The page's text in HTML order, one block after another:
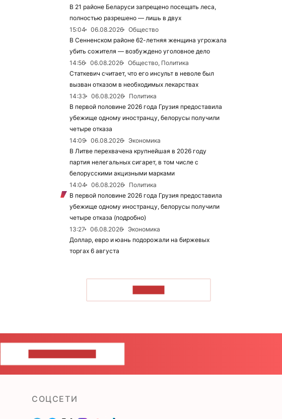
В 21 районе Беларуси запрещено посещать леса,
полностью разрешено — лишь в двух
15:04
06.08.2026
Общество
В Сенненском районе 62-летняя женщина угрожала
убить сожителя — возбуждено уголовное дело
14:56
06.08.2026
Общество, Политика
Статкевич считает, что его инсульт в неволе был
вызван отказом в необходимых лекарствах
14:33
06.08.2026
Политика
В первой половине 2026 года Грузия предоставила
убежище одному иностранцу, белорусы получили
четыре отказа
14:09
06.08.2026
Экономика
В Литве перехвачена крупнейшая в 2026 году
партия нелегальных сигарет, в том числе с
белорусскими акцизными марками
14:04
06.08.2026
Политика
В первой половине 2026 года Грузия предоставила
убежище одному иностранцу, белорусы получили
четыре отказа (подробно)
13:27
06.08.2026
Экономика
Доллар, евро и юань подорожали на биржевых
торгах 6 августа
CОЦСЕТИ